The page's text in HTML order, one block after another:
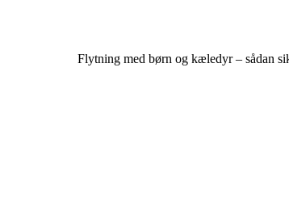
Flytning med børn og kæledyr – sådan